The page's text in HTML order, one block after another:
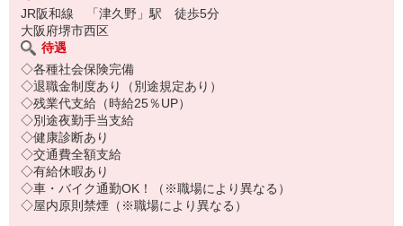
JR阪和線 「津久野」駅 徒歩5分
大阪府堺市西区
待遇
◇各種社会保険完備
◇退職金制度あり（別途規定あり）
◇残業代支給（時給25％UP）
◇別途夜勤手当支給
◇健康診断あり
◇交通費全額支給
◇有給休暇あり
◇車・バイク通勤OK！（※職場により異なる）
◇屋内原則禁煙（※職場により異なる）